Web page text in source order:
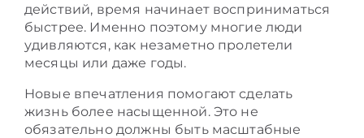
действий, время начинает восприниматься
быстрее. Именно поэтому многие люди
удивляются, как незаметно пролетели
месяцы или даже годы.
Новые впечатления помогают сделать
жизнь более насыщенной. Это не
обязательно должны быть масштабные